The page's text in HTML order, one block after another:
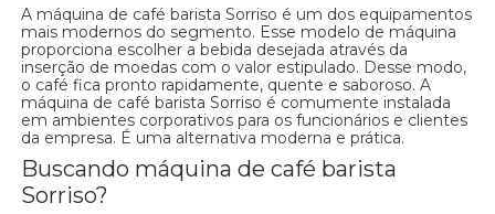
A máquina de café barista Sorriso é um dos equipamentos
mais modernos do segmento. Esse modelo de máquina
proporciona escolher a bebida desejada através da
inserção de moedas com o valor estipulado. Desse modo,
o café fica pronto rapidamente, quente e saboroso. A
máquina de café barista Sorriso é comumente instalada
em ambientes corporativos para os funcionários e clientes
da empresa. É uma alternativa moderna e prática.
Buscando máquina de café barista
Sorriso?